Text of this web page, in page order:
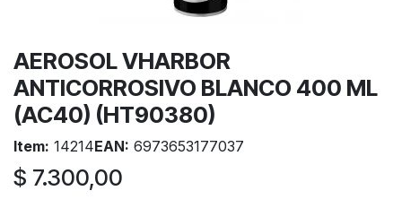
AEROSOL VHARBOR
ANTICORROSIVO BLANCO 400 ML
(AC40) (HT90380)
Item: 14214EAN: 6973653177037
$ 7.300,00